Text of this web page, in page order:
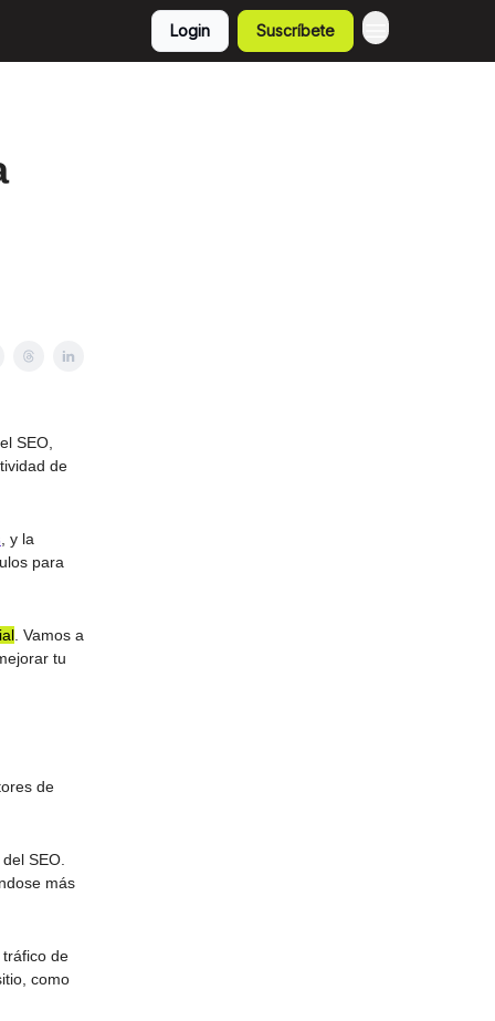
Login Suscríbete
SEO,
de
, y la
para
. Vamos a
tu
de
SEO.
más
de
como